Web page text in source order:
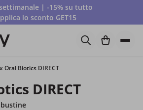
| -15% su tutto
lo sconto GET15
Oral Biotics DIRECT
DIRECT